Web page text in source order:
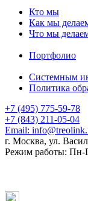
Кто мы
Как мы
Что мы
Портфолио
Системным
Политика
+7 (495) 775-59-78
+7 (843) 211-05-04
Email:
г. Москва, ул.
Режим работы: Пн-